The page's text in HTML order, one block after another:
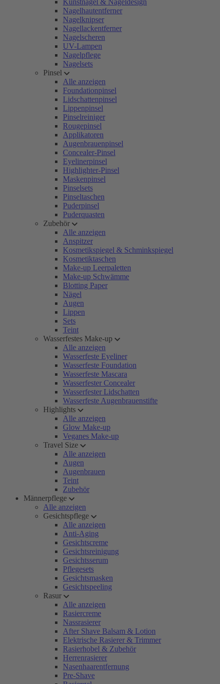
Kunstnägel & Nageldesign
Nagelhautentferner
Nagelknipser
Nagellackentferner
Nagelscheren
UV-Lampen
Nagelpflege
Nagelsets
Pinsel
Alle anzeigen
Foundationpinsel
Lidschattenpinsel
Lippenpinsel
Pinselreiniger
Rougepinsel
Applikatoren
Augenbrauenpinsel
Concealer-Pinsel
Eyelinerpinsel
Highlighter-Pinsel
Maskenpinsel
Pinselsets
Pinseltaschen
Puderpinsel
Puderquasten
Zubehör
Alle anzeigen
Anspitzer
Kosmetikspiegel & Schminkspiegel
Kosmetiktaschen
Make-up Leerpaletten
Make-up Schwämme
Blotting Paper
Nägel
Augen
Lippen
Sets
Teint
Wasserfestes Make-up
Alle anzeigen
Wasserfeste Eyeliner
Wasserfeste Foundation
Wasserfeste Mascara
Wasserfester Concealer
Wasserfester Lidschatten
Wasserfeste Augenbrauenstifte
Highlights
Alle anzeigen
Glow Make-up
Veganes Make-up
Travel Size
Alle anzeigen
Augen
Augenbrauen
Teint
Zubehör
Männerpflege
Alle anzeigen
Gesichtspflege
Alle anzeigen
Anti-Aging
Gesichtscreme
Gesichtsreinigung
Gesichtsserum
Pflegesets
Gesichtsmasken
Gesichtspeeling
Rasur
Alle anzeigen
Rasiercreme
Nassrasierer
After Shave Balsam & Lotion
Elektrische Rasierer & Trimmer
Rasierhobel & Zubehör
Herrenrasierer
Nasenhaarentfernung
Pre-Shave